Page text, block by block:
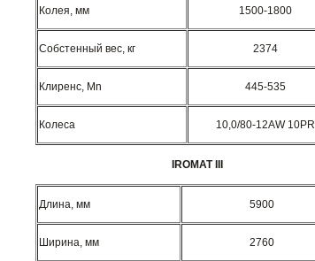
Колея, мм 1500-1800
Собстенный вес, кг 2374
Клиренс, Mn 445-535
Колеса 10,0/80-12AW 10PR
IROMAT III
Длина, мм 5900
Ширина, мм 2760